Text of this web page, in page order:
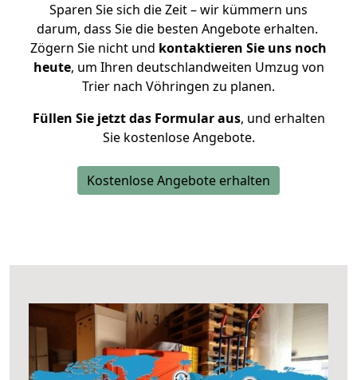
Sparen Sie sich die Zeit – wir kümmern uns
darum, dass Sie die besten Angebote erhalten.
Zögern Sie nicht und kontaktieren Sie uns noch
heute, um Ihren deutschlandweiten Umzug von
Trier nach Vöhringen zu planen.
Füllen Sie jetzt das Formular aus, und erhalten
Sie kostenlose Angebote.
Kostenlose Angebote erhalten